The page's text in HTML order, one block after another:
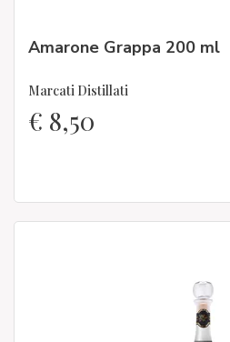
Amarone Grappa 200 ml
Marcati Distillati
€ 8,50